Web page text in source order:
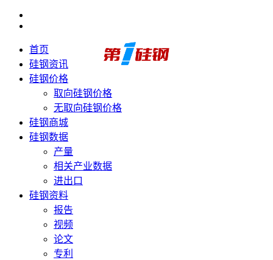
首页
硅钢资讯
硅钢价格
取向硅钢价格
无取向硅钢价格
硅钢商城
硅钢数据
产量
相关产业数据
进出口
硅钢资料
报告
视频
论文
专利